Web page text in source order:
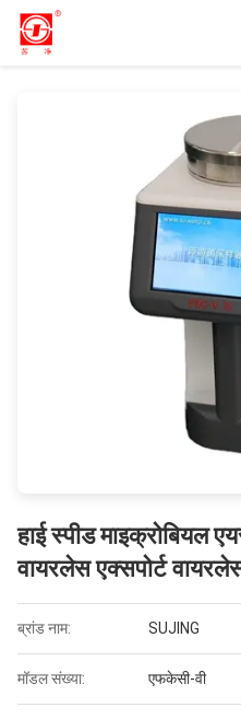
हाई स्पीड माइक्रोबियल
वायरलेस एक्सपोर्ट
ब्रांड नाम: SUJING
मॉडल संख्या: एफकेसी-वी